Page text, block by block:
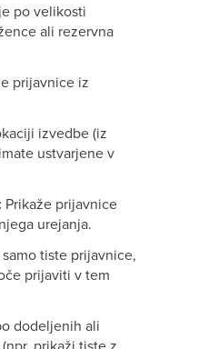
po velikosti
ali rezervna
prijavnice iz
izvedbe (iz
ustvarjene v
Prikaže prijavnice
urejanja.
tiste prijavnice,
prijaviti v tem
dodeljenih ali